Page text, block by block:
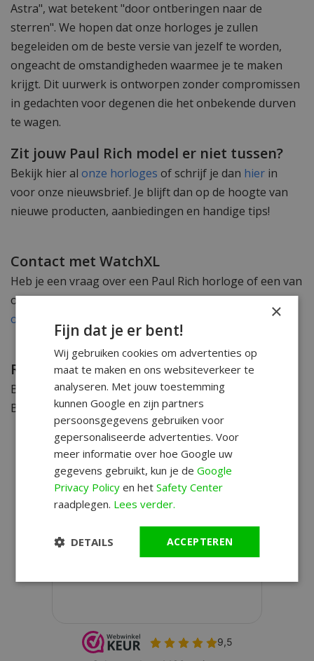
Astra", wat betekent "door ontberingen naar de
sterren". We hopen dat onze horloges je zullen
begeleiden om de beste versie van jezelf te worden,
ongeacht de omstandigheden waarmee je te maken
krijgt. Dit uurwerk is ontworpen zonder compromissen
in gedachten voor degenen die het onbekende durven
te wagen.
Zit jouw Paul Rich model er niet tussen?
Bekijk hier al onze horloges of schrijf je dan hier in
voor onze nieuwsbrief. Je blijft dan op de hoogte van
nieuwe producten, aanbiedingen en handige tips!
Contact met WatchXL
Heb je een vraag over een Paul Rich horloge of een van
onze andere producten? Neem gerustcontact met
ons
Reviews WatchXL
Benieuwd hoe eerdere klanten over WatchXL denken?
Bekijk
hier de klantreviews >
×
Fijn dat je er bent!
Wij gebruiken cookies om advertenties op
maat te maken en ons websiteverkeer te
analyseren. Met jouw toestemming
kunnen Google en zijn partners
persoonsgegevens gebruiken voor
gepersonaliseerde advertenties. Voor
meer informatie over hoe Google uw
gegevens gebruikt, kun je deGoogle
Privacy Policy en hetSafety Center
raadplegen. Lees verder.
ACCEPTEREN
DETAILS